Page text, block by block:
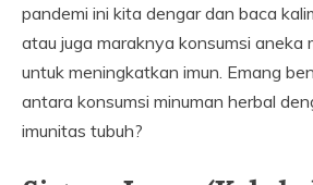
pandemi ini kita dengar dan baca
atau juga maraknya konsumsi aneka
untuk meningkatkan imun. Emang
antara konsumsi minuman herbal
imunitas tubuh?